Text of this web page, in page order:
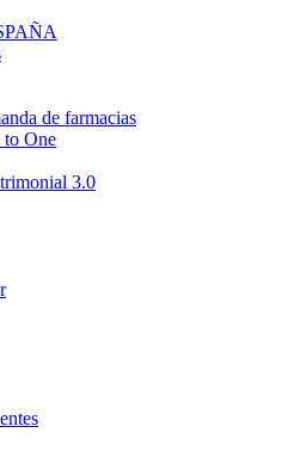
de farmacias
to One
3.0